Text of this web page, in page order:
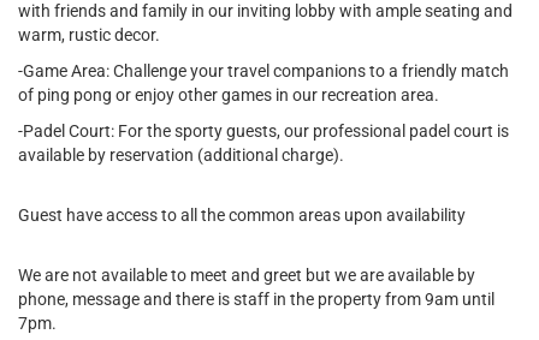
with friends and family in our inviting lobby with ample seating and
warm, rustic decor.
-Game Area: Challenge your travel companions to a friendly match
of ping pong or enjoy other games in our recreation area.
-Padel Court: For the sporty guests, our professional padel court is
available by reservation (additional charge).
Guest have access to all the common areas upon availability
We are not available to meet and greet but we are available by
phone, message and there is staff in the property from 9am until
7pm.